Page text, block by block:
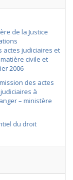
de la Justice
actes judiciaires et
civile et
2006
des actes
à
– ministère
du droit